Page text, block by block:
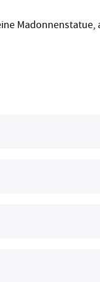
Madonnenstatue,